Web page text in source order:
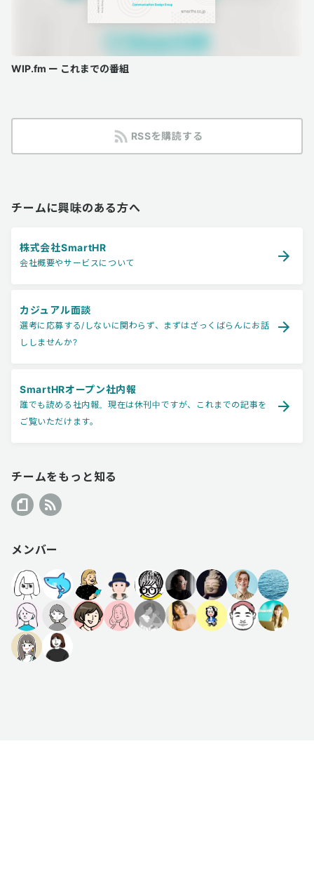
WIP.fm ー これまでの番組
RSSを購読する
チームに興味のある方へ
株式会社SmartHR
会社概要やサービスについて
カジュアル面談
選考に応募する/しないに関わらず、まずはざっくばらんにお話
ししませんか?
SmartHRオープン社内報
誰でも読める社内報。現在は休刊中ですが、これまでの記事を
ご覧いただけます。
チームをもっと知る
メンバー